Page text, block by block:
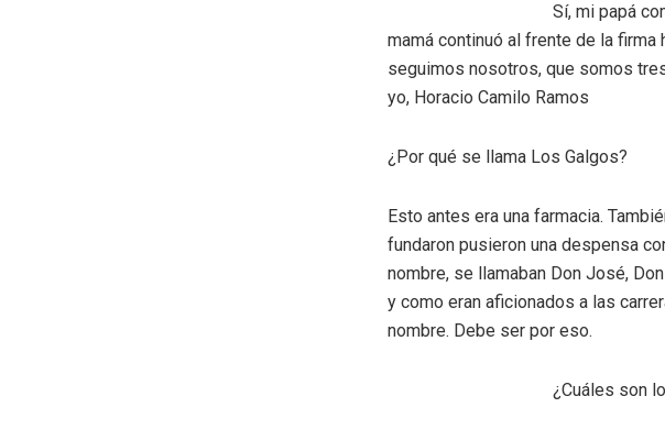
Sí, mi papá
mamá continuó al frente de la
seguimos nosotros, que somos
yo, Horacio Camilo Ramos
¿Por qué se llama Los Galgos?
Esto antes era una farmacia.
fundaron pusieron una despensa
nombre, se llamaban Don José,
y como eran aficionados a las
nombre. Debe ser por eso.
¿Cuáles son